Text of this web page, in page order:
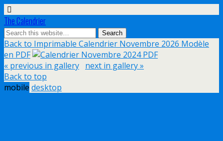
The Calendrier
Back to Imprimable Calendrier Novembre 2026 Modèle
en PDF
« previous in gallery next in gallery »
Back to top
mobile desktop